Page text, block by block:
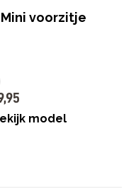
voorzitje
,95
model